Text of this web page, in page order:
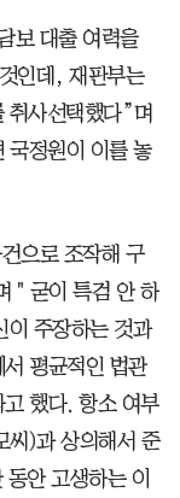
보 대출 여력을
인데, 재판부는
취사선택했다”며
국정원이 이를 놓
으로 조작해 구
" 굳이 특검 안 하
이 주장하는 것과
평균적인 법관
했다. 항소 여부
씨)과 상의해서 준
안 고생하는 이